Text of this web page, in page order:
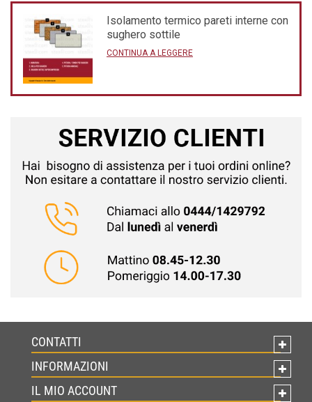
Isolamento termico pareti interne con
sughero sottile
CONTINUA A LEGGERE
CONTATTI
INFORMAZIONI
IL MIO ACCOUNT